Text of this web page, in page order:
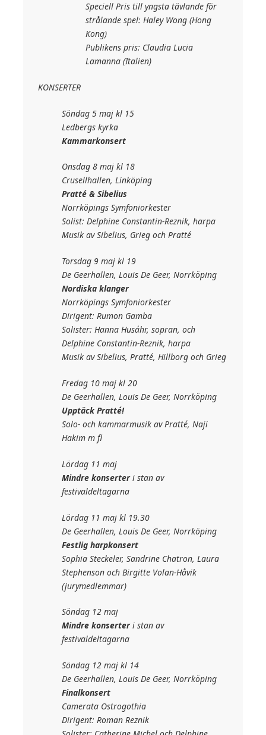
Speciell Pris till yngsta tävlande för
strålande spel: Haley Wong (Hong
Kong)
Publikens pris: Claudia Lucia
Lamanna (Italien)
KONSERTER
Söndag 5 maj kl 15
Ledbergs kyrka
Kammarkonsert
Onsdag 8 maj kl 18
Crusellhallen, Linköping
Pratté & Sibelius
Norrköpings Symfoniorkester
Solist: Delphine Constantin-Reznik, harpa
Musik av Sibelius, Grieg och Pratté
Torsdag 9 maj kl 19
De Geerhallen, Louis De Geer, Norrköping
Nordiska klanger
Norrköpings Symfoniorkester
Dirigent: Rumon Gamba
Solister: Hanna Husáhr, sopran, och
Delphine Constantin-Reznik, harpa
Musik av Sibelius, Pratté, Hillborg och Grieg
Fredag 10 maj kl 20
De Geerhallen, Louis De Geer, Norrköping
Upptäck Pratté!
Solo- och kammarmusik av Pratté, Naji
Hakim m fl
Lördag 11 maj
Mindre konserteri stan av
festivaldeltagarna
Lördag 11 maj kl 19.30
De Geerhallen, Louis De Geer, Norrköping
Festlig harpkonsert
Sophia Steckeler, Sandrine Chatron, Laura
Stephenson och Birgitte Volan-Håvik
(jurymedlemmar)
Söndag 12 maj
Mindre konserteri stan av
festivaldeltagarna
Söndag 12 maj kl 14
De Geerhallen, Louis De Geer, Norrköping
Finalkonsert
Camerata Ostrogothia
Dirigent: Roman Reznik